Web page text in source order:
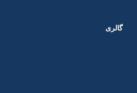
گالری